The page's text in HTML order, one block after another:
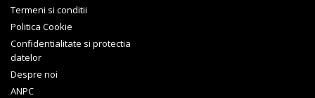
Termeni si conditii
Politica Cookie
Confidentialitate si protectia
datelor
Despre noi
ANPC